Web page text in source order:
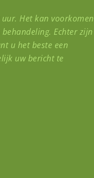
Het kan voorkomen
Echter zijn
u het beste een
uw bericht te